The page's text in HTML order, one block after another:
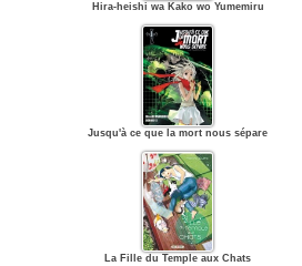
Hira-heishi wa Kako wo Yumemiru
Jusqu'à ce que la mort nous sépare
La Fille du Temple aux Chats